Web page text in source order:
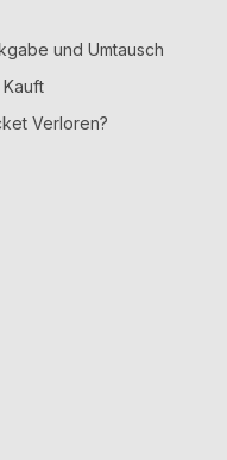
und Umtausch
Verloren?